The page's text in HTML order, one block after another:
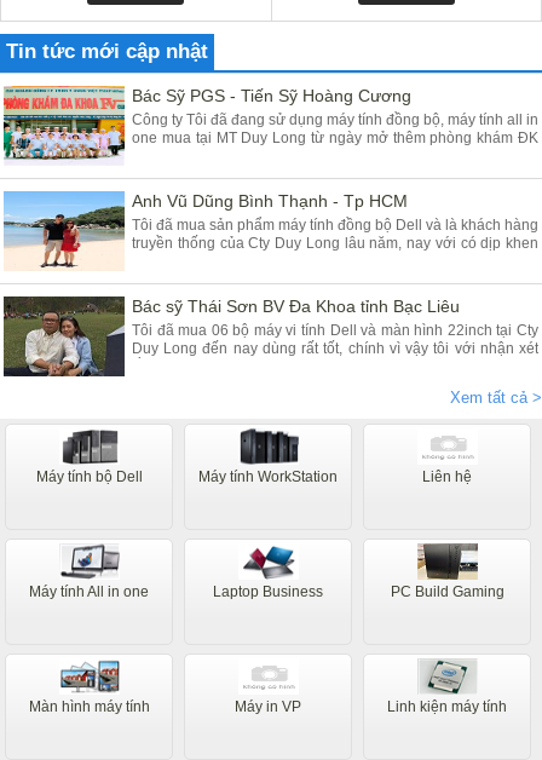
Tin tức mới cập nhật
Bác Sỹ PGS - Tiến Sỹ Hoàng Cương
Công ty Tôi đã đang sử dụng máy tính đồng bộ, máy tính all in
one mua tại MT Duy Long từ ngày mở thêm phòng khám ĐK
chất lượng tốt giá hợp lý, Tôi đánh giá cao máy tính của các
Bạn cung cấp
Anh Vũ Dũng Bình Thạnh - Tp HCM
Tôi đã mua sản phẩm máy tính đồng bộ Dell và là khách hàng
truyền thống của Cty Duy Long lâu năm, nay với có dịp khen
dùng rất là tốt đảm bảo chất lượng, Cty tôi rất tin dùng máy
tính để bàn và nay lại mua dùng máy tính Dell all in one
Bác sỹ Thái Sơn BV Đa Khoa tỉnh Bạc Liêu
Tôi đã mua 06 bộ máy vi tính Dell và màn hình 22inch tại Cty
Duy Long đến nay dùng rất tốt, chính vì vậy tôi với nhận xét
Xem tất cả >
Máy tính bộ Dell Máy tính WorkStation Liên hệ
Máy tính All in one Laptop Business PC Build Gaming
Màn hình máy tính Máy in VP Linh kiện máy tính